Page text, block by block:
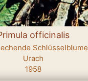
officinalis
Schlüsselblume
Urach
1958